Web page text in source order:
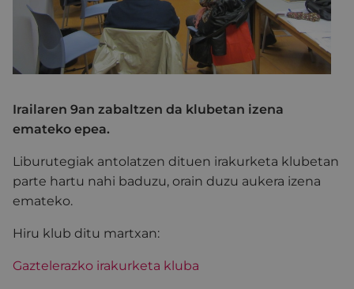
Irailaren 9an zabaltzen da klubetan izena
emateko epea.
Liburutegiak antolatzen dituen irakurketa klubetan
parte hartu nahi baduzu, orain duzu aukera izena
emateko.
Hiru klub ditu martxan:
Gaztelerazko irakurketa kluba